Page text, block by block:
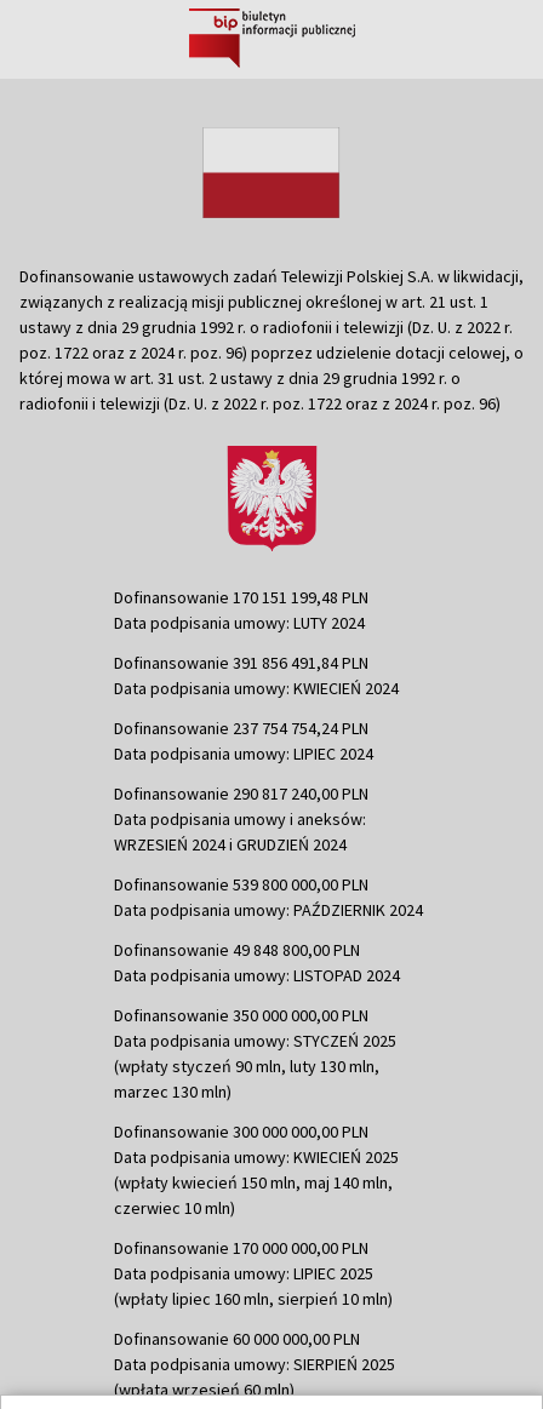
Dofinansowanie ustawowych zadań Telewizji Polskiej S.A. w likwidacji,
związanych z realizacją misji publicznej określonej w art. 21 ust. 1
ustawy z dnia 29 grudnia 1992 r. o radiofonii i telewizji (Dz. U. z 2022 r.
poz. 1722 oraz z 2024 r. poz. 96) poprzez udzielenie dotacji celowej, o
której mowa w art. 31 ust. 2 ustawy z dnia 29 grudnia 1992 r. o
radiofonii i telewizji (Dz. U. z 2022 r. poz. 1722 oraz z 2024 r. poz. 96)
Dofinansowanie 170 151 199,48 PLN
Data podpisania umowy: LUTY 2024
Dofinansowanie 391 856 491,84 PLN
Data podpisania umowy: KWIECIEŃ 2024
Dofinansowanie 237 754 754,24 PLN
Data podpisania umowy: LIPIEC 2024
Dofinansowanie 290 817 240,00 PLN
Data podpisania umowy i aneksów:
WRZESIEŃ 2024 i GRUDZIEŃ 2024
Dofinansowanie 539 800 000,00 PLN
Data podpisania umowy: PAŹDZIERNIK 2024
Dofinansowanie 49 848 800,00 PLN
Data podpisania umowy: LISTOPAD 2024
Dofinansowanie 350 000 000,00 PLN
Data podpisania umowy: STYCZEŃ 2025
(wpłaty styczeń 90 mln, luty 130 mln,
marzec 130 mln)
Dofinansowanie 300 000 000,00 PLN
Data podpisania umowy: KWIECIEŃ 2025
(wpłaty kwiecień 150 mln, maj 140 mln,
czerwiec 10 mln)
Dofinansowanie 170 000 000,00 PLN
Data podpisania umowy: LIPIEC 2025
(wpłaty lipiec 160 mln, sierpień 10 mln)
Dofinansowanie 60 000 000,00 PLN
Data podpisania umowy: SIERPIEŃ 2025
(wpłata wrzesień 60 mln)